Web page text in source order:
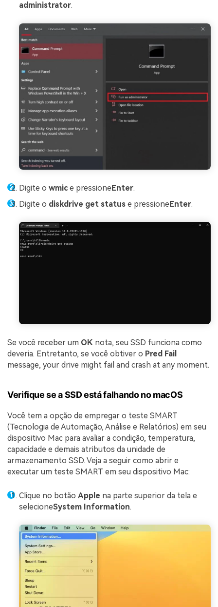
administrator.
Digite o wmice pressioneEnter.
Digite o diskdrive get status e pressioneEnter.
Se você receber um OK nota, seu SSD funciona como
deveria. Entretanto, se você obtiver o Pred Fail
message, your drive might fail and crash at any moment.
Verifique se a SSD está falhando no macOS
Você tem a opção de empregar o teste SMART
(Tecnologia de Automação, Análise e Relatórios) em seu
dispositivo Mac para avaliar a condição, temperatura,
capacidade e demais atributos da unidade de
armazenamento SSD. Veja a seguir como abrir e
executar um teste SMART em seu dispositivo Mac:
Clique no botão Apple na parte superior da tela e
selecioneSystem Information.